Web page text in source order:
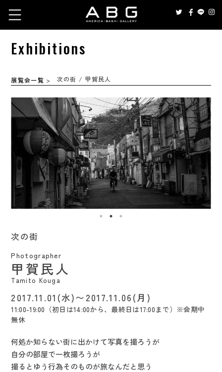
Exhibitions
展覧会一覧 > 次の街 / 甲賀民人
次の街
Photographer
甲賀民人
Tamito Kouga
2017.11.01(水)〜2017.11.06(月)
11:00-19:00（初日は14:00から、最終日は17:00まで）※会期中
無休
何処か知らない街に出かけて写真を撮ろうが
自分の部屋で一枚撮ろうが
撮るとゆう行為そのものが旅なんだと思う